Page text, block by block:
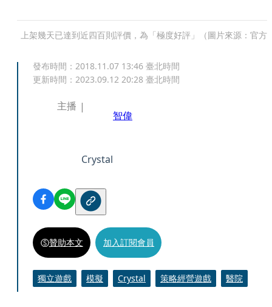
上架幾天已達到近四百則評價，為「極度好評」（圖片來源：官方
發布時間： 2018.11.07 13:46 臺北時間
更新時間： 2023.09.12 20:28 臺北時間
主播
智偉
Crystal
贊助本文 加入訂閱會員
獨立遊戲 模擬 Crystal 策略經營遊戲 醫院